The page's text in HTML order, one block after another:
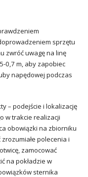
sprzętu
zwróć uwagę na linę
0,7 m, aby zapobiec
napędowej podczas
– podejście i lokalizację
w trakcie realizacji
obowiązki na zbiorniku
polecenia i
zamocować
na pokładzie w
sternika